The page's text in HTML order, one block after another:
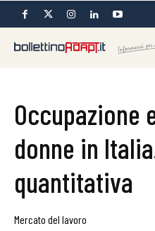
Occupazione
donne in
quantitativa
Mercato del lavoro